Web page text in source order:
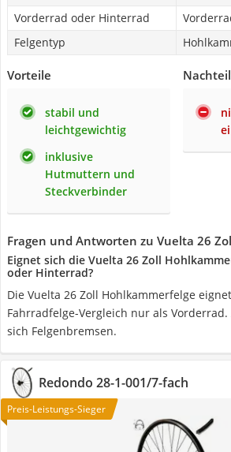
Vorderrad oder Hinterrad
Felgentyp
Vorteile
stabil und
leichtgewichtig
inklusive
Hutmuttern und
Steckverbinder
Fragen und Antworten zu Vuelta 26
Eignet sich die Vuelta 26 Zoll
oder Hinterrad?
Die Vuelta 26 Zoll Hohlkammerfelge
Fahrradfelge-Vergleich nur als
sich Felgenbremsen.
Redondo 28-1-001/7-fach
Preis-Leistungs-Sieger